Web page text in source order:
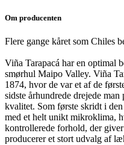
Om producenten
Flere gange kåret som Chiles
Viña Tarapacá har en optimal
smørhul Maipo Valley. Viña
1874, hvor de var et af de
sidste århundrede drejede
kvalitet. Som første skridt i
med et helt unikt mikroklima,
kontrollerede forhold, der
producerer et stort udvalg af